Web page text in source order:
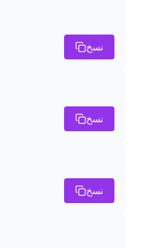
نسخ
نسخ
نسخ